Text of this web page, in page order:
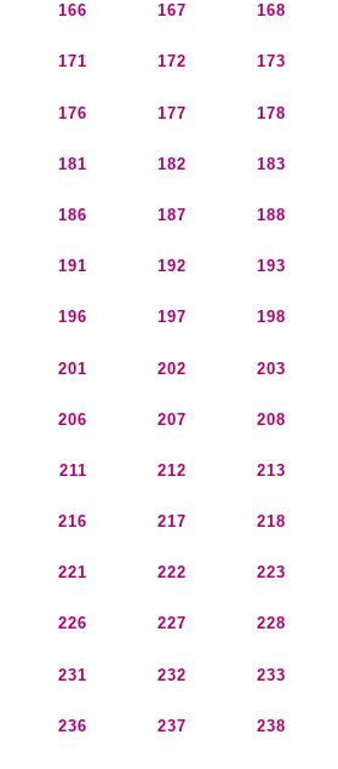
166 167 168
171 172 173
176 177 178
181 182 183
186 187 188
191 192 193
196 197 198
201 202 203
206 207 208
211 212 213
216 217 218
221 222 223
226 227 228
231 232 233
236 237 238